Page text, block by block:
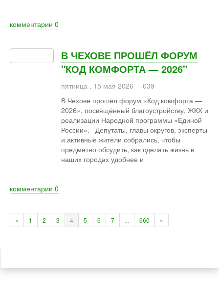
комментарии 0
В ЧЕХОВЕ ПРОШЁЛ ФОРУМ
"КОД КОМФОРТА — 2026"
пятница , 15 мая 2026
639
В Чехове прошёл форум «Код комфорта —
2026», посвящённый благоустройству, ЖКХ и
реализации Народной программы «Единой
России». Депутаты, главы округов, эксперты
и активные жители собрались, чтобы
предметно обсудить, как сделать жизнь в
наших городах удобнее и
комментарии 0
« 1 2 3 4 5 6 7 660 »